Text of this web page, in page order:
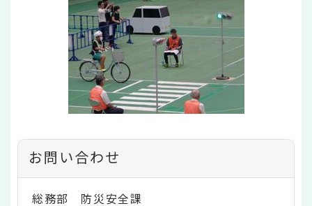
お問い合わせ
総務部 防災安全課